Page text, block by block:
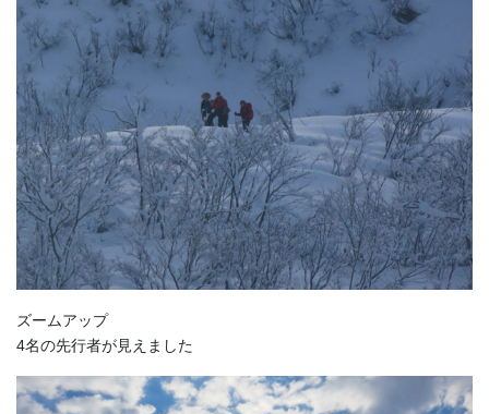
ズームアップ
4名の先行者が見えました